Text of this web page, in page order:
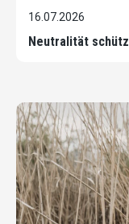
16.07.2026
Neutralität